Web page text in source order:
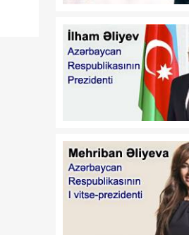
Azərbaycan
14 iyul tarixli 449-VIIQD
nömrəli Qanununun tətbiqi
və bununla əlaqədar bəzi
məsələlərin tənzimlənməsi
İnvestisiya Forumunun
Təşkilat Komitəsinin
yaradılması haqqında
Respublikasının Elm və